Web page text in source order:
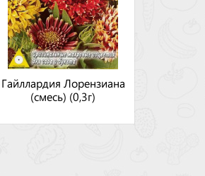
Гайллардия Лорензиана
(смесь) (0,3г)